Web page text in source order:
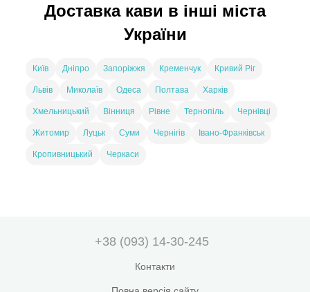
Доставка кави в інші міста
України
Київ Дніпро Запоріжжя Кременчук Кривий Ріг
Львів Миколаїв Одеса Полтава Харків
Хмельницький Вінниця Рівне Тернопіль Чернівці
Житомир Луцьк Суми Чернігів Івано-Франківськ
Кропивницький Черкаси
+38 (093) 14-30-245
Контакти